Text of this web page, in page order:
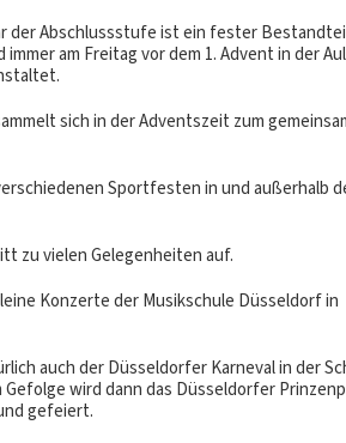
der Abschlussstufe ist ein fester
am Freitag vor dem 1. Advent in der
sich in der Adventszeit zum
Sportfesten in und außerhalb
zu vielen Gelegenheiten auf.
Konzerte der Musikschule Düsseldorf in
auch der Düsseldorfer Karneval in der
wird dann das Düsseldorfer
gefeiert.